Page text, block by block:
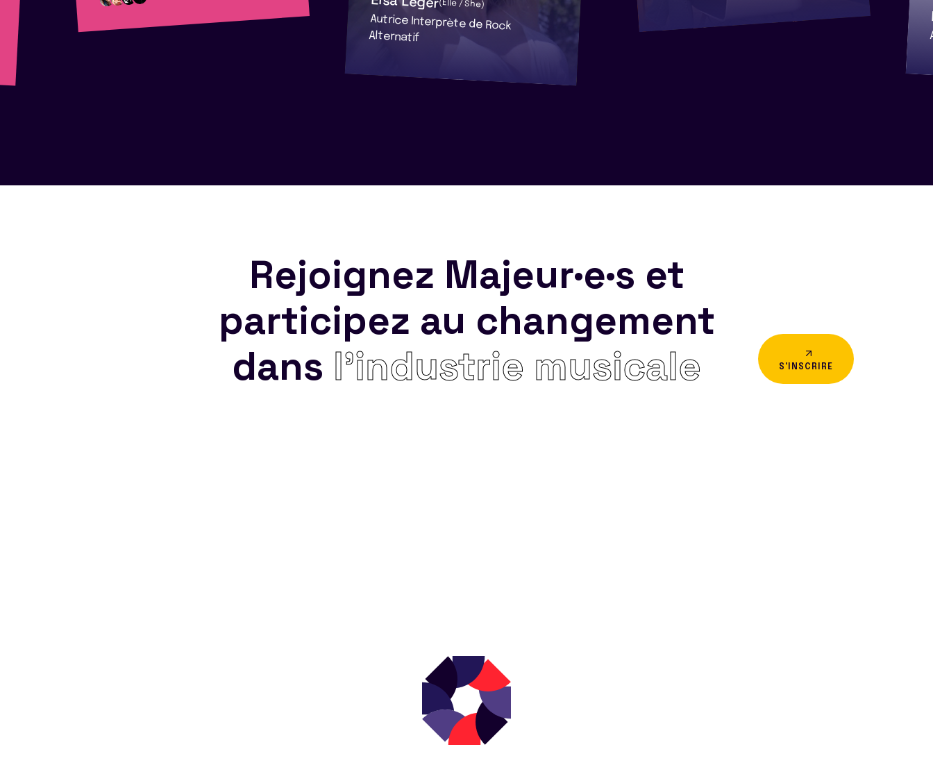
(Elle / She)
Autrice Interprète de Rock
Alternatif
Rejoignez Majeur·e·s et
participez au changement
dans l’industrie musicale S'INSCRIRE